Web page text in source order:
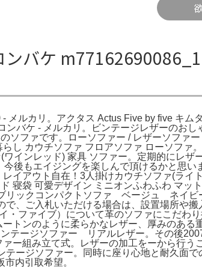
バケ
ルカリ。アクタス Actus Five by five キム
バケ - メルカリ。ビンテージレザーのおし
ファです。ローソファー / レザーソファ
し カウチソファ フロアソファ ローソファ
インレッド) 家具 ソファー。定期的にレザ
もエイジングを楽しんで頂けるかと思い
イアウト自在！3人掛けカウチソファ(ライ
寝袋 可愛デザイン ミニオンふわふわ マッ
リックコンパクトソファ ベージュ ネイ
、ご入札いただける場合は、設置場所や搬
ファイブ）について革のソファにこだわ
ンのように柔らかなレザー、厚みのある
ージソファー リアルレザー。その後
ー組み立て式。レザーの加工をーから行う
ージソファー。同時に座り心地と耐久面
内引取希望。